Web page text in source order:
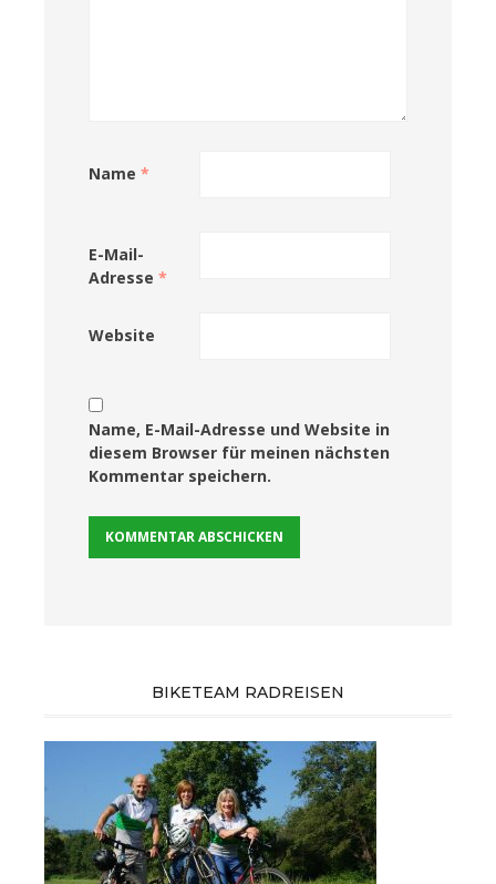
Name *
E-Mail-
Adresse *
Website
Name, E-Mail-Adresse und Website in
diesem Browser für meinen nächsten
Kommentar speichern.
BIKETEAM RADREISEN